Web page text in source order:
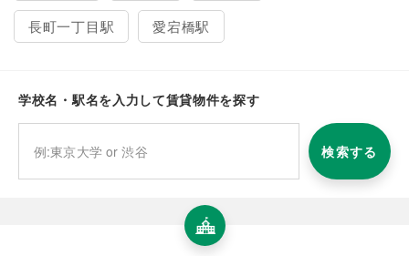
長町一丁目駅 愛宕橋駅
学校名・駅名を入力して賃貸物件を探す
検索する